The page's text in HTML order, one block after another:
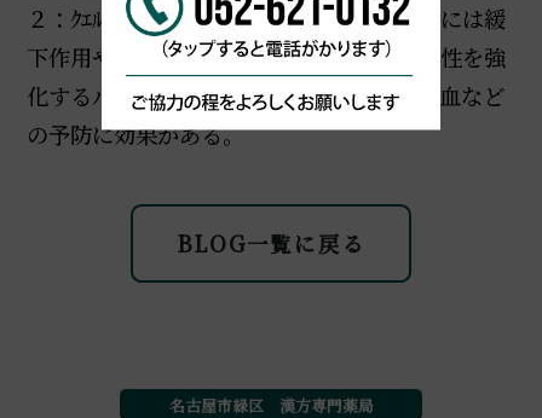
２：ｸｴﾙﾁﾄﾘﾝ（茎や葉）やｲｿｸｴﾙﾁﾄﾘﾝ（花）には緩
下作用や利尿作用があり、毛細血管の脆弱性を強
化するルチン作用があり、高血圧症の脳出血など
の予防に効果がある。
BLOG一覧に戻る
名古屋市緑区 漢方専門薬局